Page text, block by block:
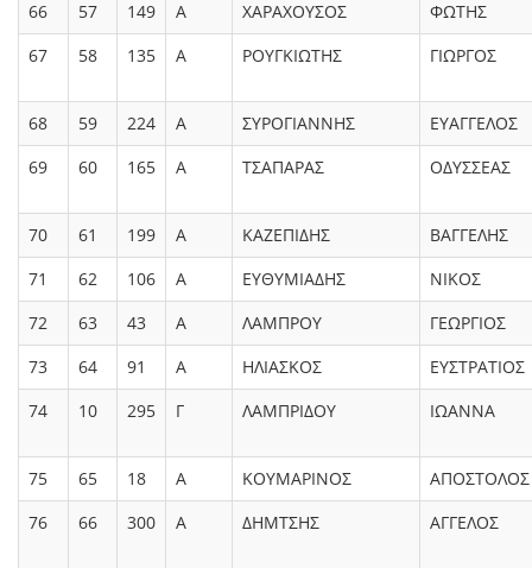
66 57 149 Α ΧΑΡΑΧΟΥΣΟΣ
ΦΩΤΗΣ
67
58 135 Α ΡΟΥΓΚΙΩΤΗΣ ΓΙΩΡΓΟΣ
68 59 224 Α ΣΥΡΟΓΙΑΝΝΗΣ
ΕΥΑΓΓΕΛΟΣ
69
60 165 Α ΤΣΑΠΑΡΑΣ ΟΔΥΣΣΕΑΣ
70 61 199 Α ΚΑΖΕΠΙΔΗΣ
ΒΑΓΓΕΛΗΣ
71
62 106 Α ΕΥΘΥΜΙΑΔΗΣ
ΝΙΚΟΣ
72
63 43 Α ΛΑΜΠΡΟΥ
ΓΕΩΡΓΙΟΣ
73
64 91 Α ΗΛΙΑΣΚΟΣ
ΕΥΣΤΡΑΤΙΟΣ
74
10 295 Γ ΛΑΜΠΡΙΔΟΥ ΙΩΑΝΝΑ
75 65 18 Α ΚΟΥΜΑΡΙΝΟΣ
ΑΠΟΣΤΟΛΟΣ
76
66 300 Α ΔΗΜΤΣΗΣ ΑΓΓΕΛΟΣ